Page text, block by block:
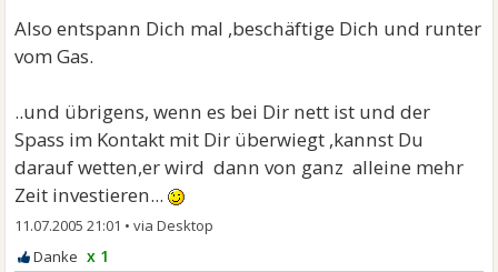
Also entspann Dich mal ,beschäftige Dich und runter
vom Gas.
..und übrigens, wenn es bei Dir nett ist und der
Spass im Kontakt mit Dir überwiegt ,kannst Du
darauf wetten,er wird dann von ganz alleine mehr
Zeit investieren...
11.07.2005 21:01 •
x 1